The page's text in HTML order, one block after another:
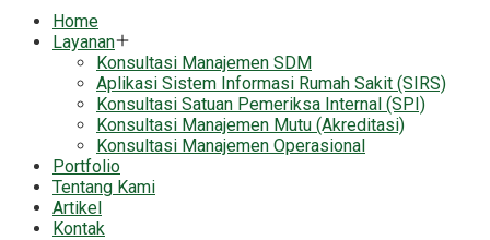
Home
Layanan
Konsultasi Manajemen SDM
Aplikasi Sistem Informasi Rumah Sakit (SIRS)
Konsultasi Satuan Pemeriksa Internal (SPI)
Konsultasi Manajemen Mutu (Akreditasi)
Konsultasi Manajemen Operasional
Portfolio
Tentang Kami
Artikel
Kontak